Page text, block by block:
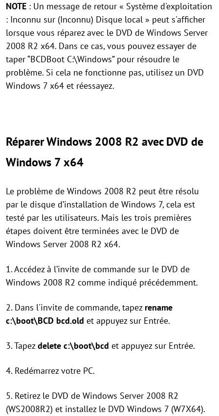
NOTE : Un message de retour « Système d'exploitation
: Inconnu sur (Inconnu) Disque local » peut s'afficher
lorsque vous réparez avec le DVD de Windows Server
2008 R2 x64. Dans ce cas, vous pouvez essayer de
taper “BCDBoot C:\Windows” pour résoudre le
problème. Si cela ne fonctionne pas, utilisez un DVD
Windows 7 x64 et réessayez.
Réparer Windows 2008 R2 avec DVD de
Windows 7 x64
Le problème de Windows 2008 R2 peut être résolu
par le disque d’installation de Windows 7, cela est
testé par les utilisateurs. Mais les trois premières
étapes doivent être terminées avec le DVD de
Windows Server 2008 R2 x64.
1. Accédez à l’invite de commande sur le DVD de
Windows 2008 R2 comme indiqué précédemment.
2. Dans l'invite de commande, tapez rename
c:\boot\BCD bcd.old et appuyez sur Entrée.
3. Tapezdelete c:\boot\bcd et appuyez sur Entrée.
4. Redémarrez votre PC.
5. Retirez le DVD de Windows Server 2008 R2
(WS2008R2) et installez le DVD Windows 7 (W7X64).